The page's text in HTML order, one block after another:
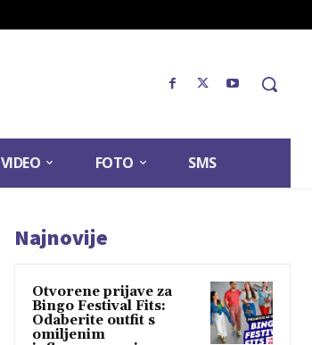
VIDEO FOTO SMS
Najnovije
Otvorene prijave za
Bingo Festival Fits:
Odaberite outfit s
omiljenim